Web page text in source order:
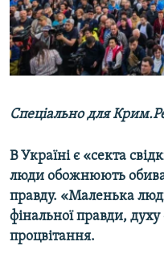
ВІДЕОУРОКИ «ELIFBE»
СВІДЧЕННЯ ОКУПАЦІЇ
УКРАЇНСЬКА ПРОБЛЕМА
Русский
Qırımtatar
Усі сайти RFE/RL
Спеціально для
В Україні є «секта
люди обожнюють
правду. «Маленька
фінальної правди, духу
процвітання.